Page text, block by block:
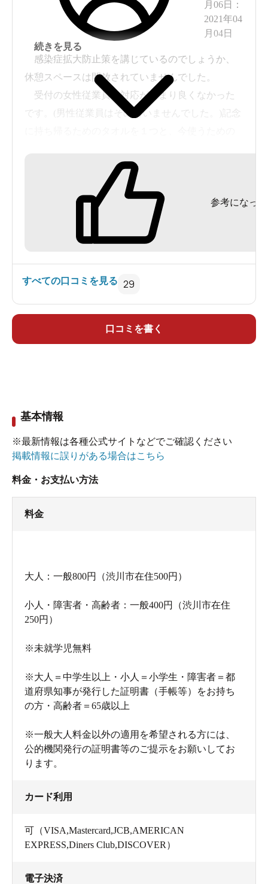
月06日
：
2021年04
月04日
感染症拡大防止策を講じているのでしょうか、
休憩スペースは開放されていませんでした。
受付の女性従業員の対応があまり良くなかった
です。(男性従業員はその時いませんでした。)記念
は「1つでいい、2つも不要だろう。」の一点張
り。従業員の個人的な考えに左右され、危うく買
えなくなるところでした。「一人一枚まで」と張
り紙もされていませんでした。客が「2枚欲しい」
と言っているのだから、個人的感情を押し付けな
最悪でした。
従業員の対応を改善していただければもっと評
価を上げてました。
続きを見る
参考になった
すべての口コミを見る 29
口コミを書く
基本情報
※最新情報は各種公式サイトなどでご確認ください
掲載情報に誤りがある場合はこちら
料金・お支払い方法
料金
大人：一般800円（渋川市在住500円）
小人・障害者・高齢者：一般400円（渋川市在住
250円）
※未就学児無料
※大人＝中学生以上・小人＝小学生・障害者＝都
道府県知事が発行した証明書（手帳等）をお持ち
の方・高齢者＝65歳以上
※一般大人料金以外の適用を希望される方には、
公的機関発行の証明書等のご提示をお願いしてお
ります。
カード利用
可（VISA,Mastercard,JCB,AMERICAN
EXPRESS,Diners Club,DISCOVER）
電子決済